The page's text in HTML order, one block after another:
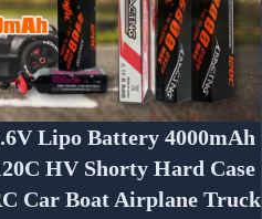
Lipo Battery 4000mAh
HV Shorty Hard Case
Car Boat Airplane Truck